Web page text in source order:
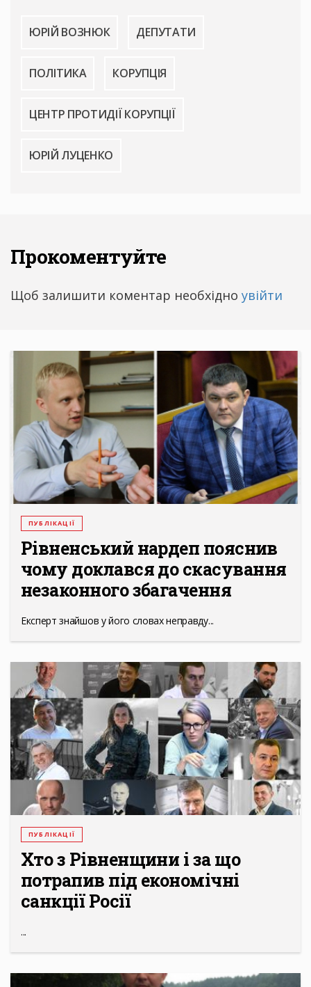
ЮРІЙ ВОЗНЮК ДЕПУТАТИ
ПОЛІТИКА КОРУПЦІЯ
ЦЕНТР ПРОТИДІЇ КОРУПЦІЇ
ЮРІЙ ЛУЦЕНКО
Прокоментуйте
Щоб залишити коментар необхідно увійти
ПУБЛІКАЦІЇ
Рівненський нардеп пояснив
чому доклався до скасування
незаконного збагачення
Експерт знайшов у його словах неправду...
ПУБЛІКАЦІЇ
Хто з Рівненщини і за що
потрапив під економічні
санкції Росії
...